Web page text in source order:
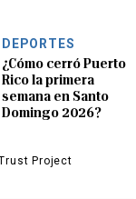
DEPORTES
¿Cómo cerró Puerto
Rico la primera
semana en Santo
Domingo 2026?